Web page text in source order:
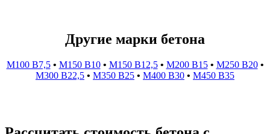
Другие марки бетона
М100 В7,5 • М150 В10 • М150 В12,5 • М200 В15 • М250 В20 •
М300 В22,5 • М350 В25 • М400 В30 • М450 В35